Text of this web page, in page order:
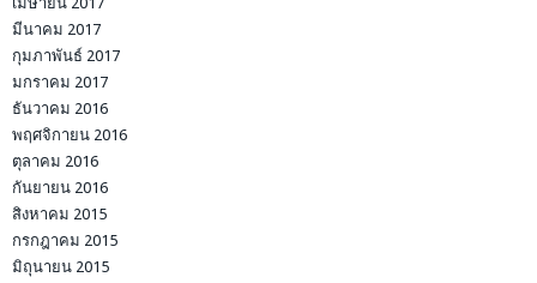
มีนาคม 2017
กุมภาพันธ์ 2017
มกราคม 2017
ธันวาคม 2016
พฤศจิกายน 2016
ตุลาคม 2016
กันยายน 2016
สิงหาคม 2015
กรกฎาคม 2015
มิถุนายน 2015